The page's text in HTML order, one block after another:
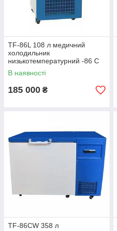
TF-86L 108 л медичний
холодильник
низькотемпературний -86 C
градусів
В наявності
185 000 ₴
TF-86CW 358 л